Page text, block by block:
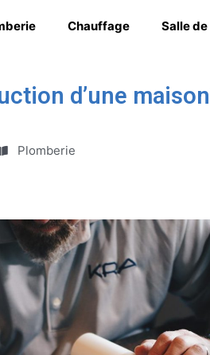
Chauffage Salle
d’une
Plomberie